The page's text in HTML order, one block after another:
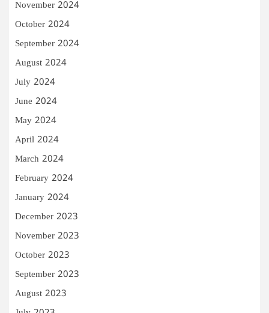
November 2024
October 2024
September 2024
August 2024
July 2024
June 2024
May 2024
April 2024
March 2024
February 2024
January 2024
December 2023
November 2023
October 2023
September 2023
August 2023